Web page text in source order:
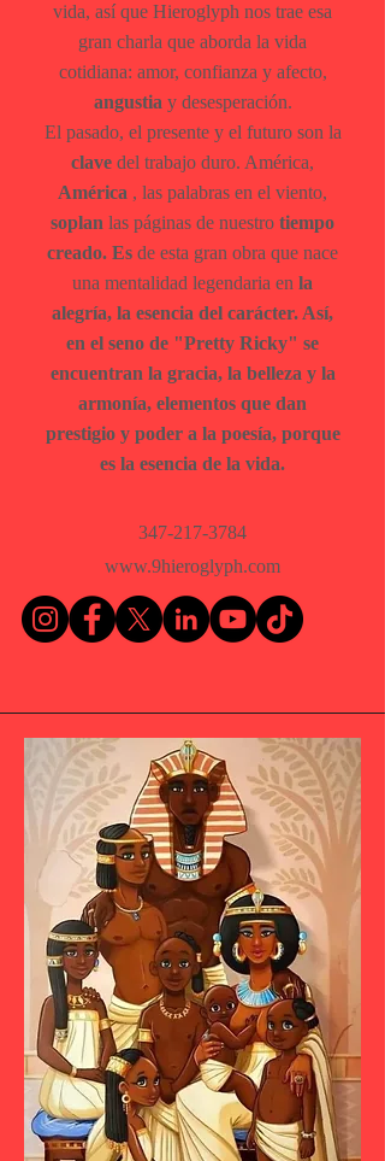
vida, así que Hieroglyph nos trae esa
gran charla que aborda la vida
cotidiana: amor, confianza y afecto,
angustia y desesperación.
El pasado, el presente y el futuro son la
clave del trabajo duro. América,
América , las palabras en el viento,
soplan las páginas de nuestro tiempo
creado. Es de esta gran obra que nace
una mentalidad legendaria en la
alegría, la esencia del carácter. Así,
en el seno de "Pretty Ricky" se
encuentran la gracia, la belleza y la
armonía, elementos que dan
prestigio y poder a la poesía, porque
es la esencia de la vida.
347-217-3784
www.9hieroglyph.com